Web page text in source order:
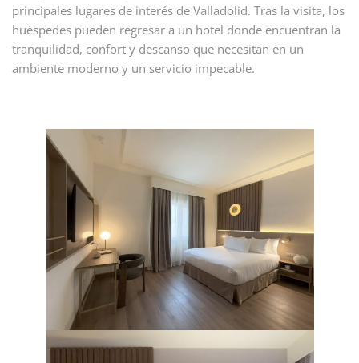
principales lugares de interés de Valladolid. Tras la visita, los
huéspedes pueden regresar a un hotel donde encuentran la
tranquilidad, confort y descanso que necesitan en un
ambiente moderno y un servicio impecable.